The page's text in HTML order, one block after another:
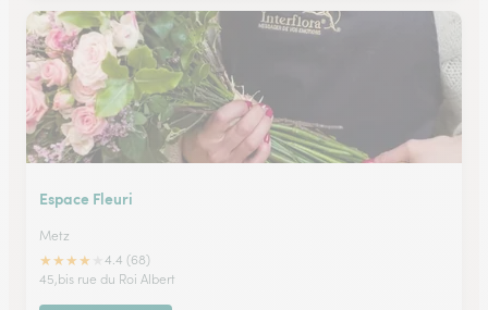
Espace Fleuri
Metz
★★★★
4.4 (68)
45,bis rue du Roi Albert